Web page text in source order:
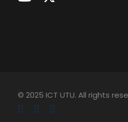
© 2025 ICT UTU. All rights